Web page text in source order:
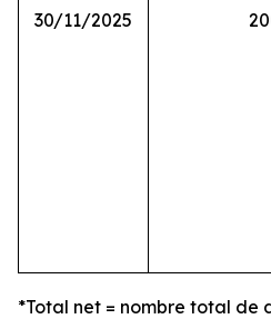
30/11/2025
*Total net = nombre total de